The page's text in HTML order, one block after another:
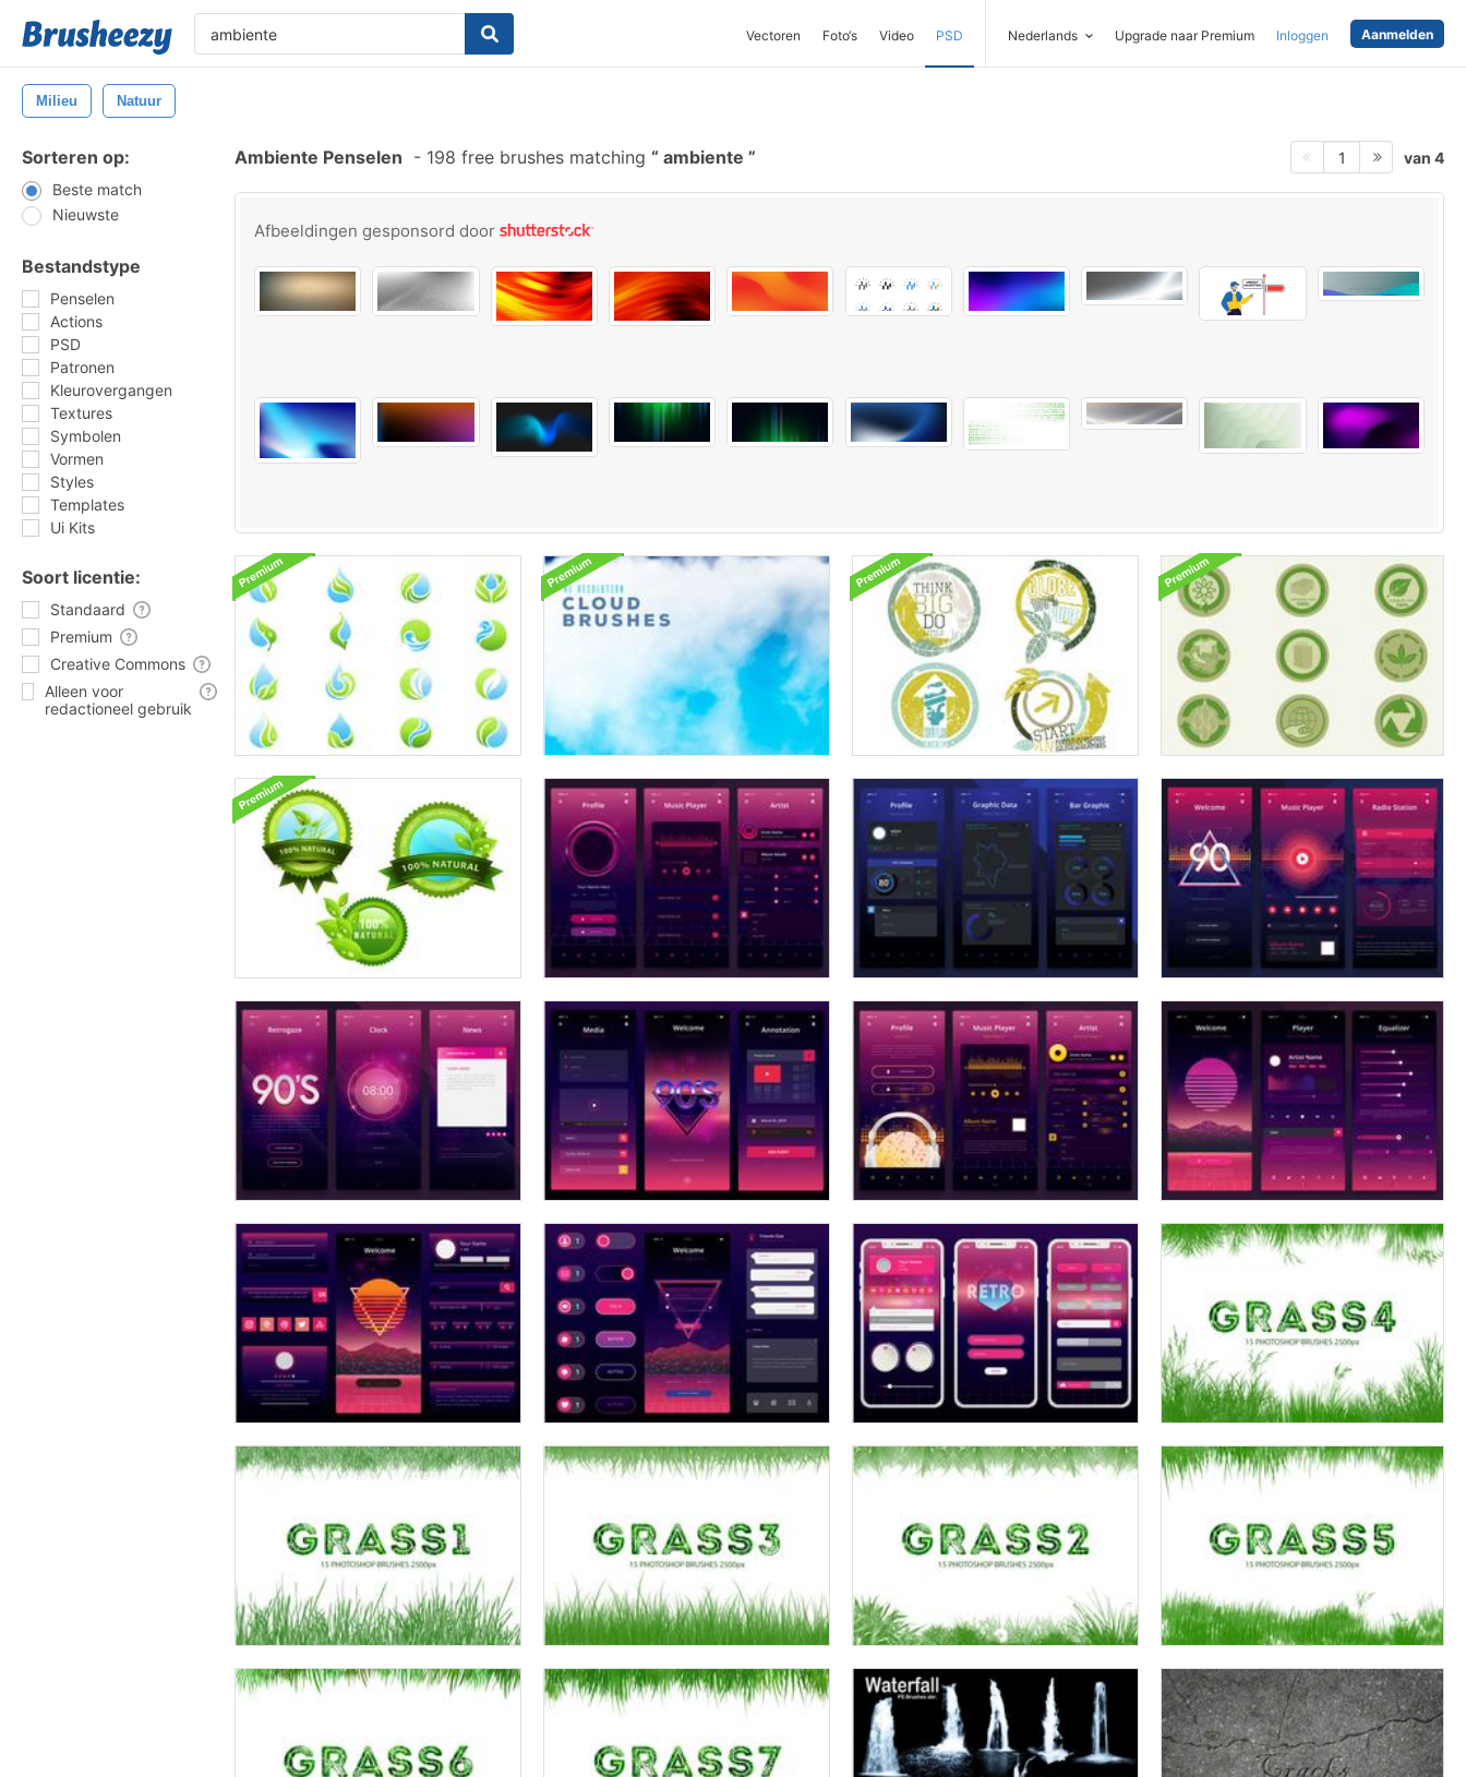
Vectoren Foto‘s Video PSD Nederlands Upgrade naar Premium Inloggen Aanmelden
Milieu Natuur
Sorteren op:
Beste match
Nieuwste
Bestandstype
Penselen
Actions
PSD
Patronen
Kleurovergangen
Textures
Symbolen
Vormen
Styles
Templates
Ui Kits
Soort licentie:
Standaard
Premium
Creative Commons
Alleen voor
redactioneel gebruik
Ambiente Penselen - 198 free brushes matching ambiente 1 van 4
Afbeeldingen gesponsord door